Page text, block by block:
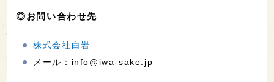
◎お問い合わせ先
株式会社白岩
メール：info@iwa-sake.jp